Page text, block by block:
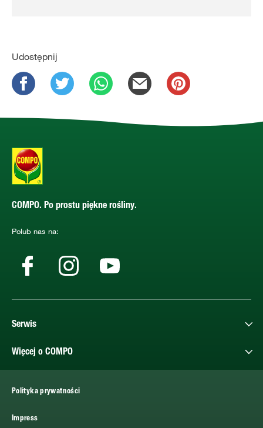
Udostępnij
COMPO. Po prostu piękne rośliny.
Polub nas na:
Serwis
Więcej o COMPO
Polityka prywatności
Impress